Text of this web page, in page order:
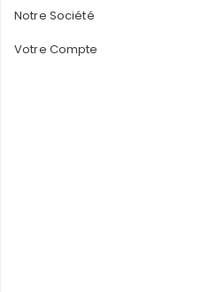
Notre Société
Votre Compte